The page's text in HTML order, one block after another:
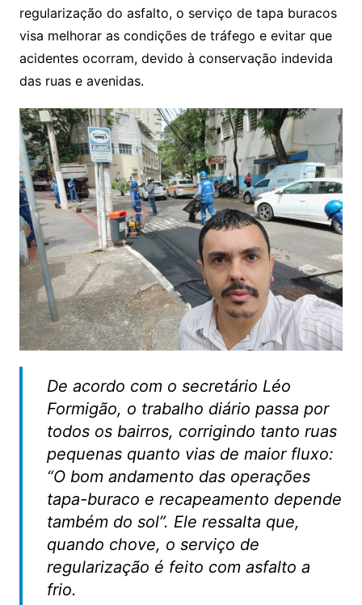
regularização do asfalto, o serviço de tapa buracos
visa melhorar as condições de tráfego e evitar que
acidentes ocorram, devido à conservação indevida
das ruas e avenidas.
De acordo com o secretário Léo
Formigão, o trabalho diário passa por
todos os bairros, corrigindo tanto ruas
pequenas quanto vias de maior fluxo:
“O bom andamento das operações
tapa-buraco e recapeamento depende
também do sol”. Ele ressalta que,
quando chove, o serviço de
regularização é feito com asfalto a
frio.